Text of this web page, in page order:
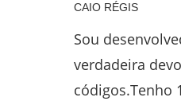
CAIO RÉGIS
Sou
verdadeira
códigos.Tenho